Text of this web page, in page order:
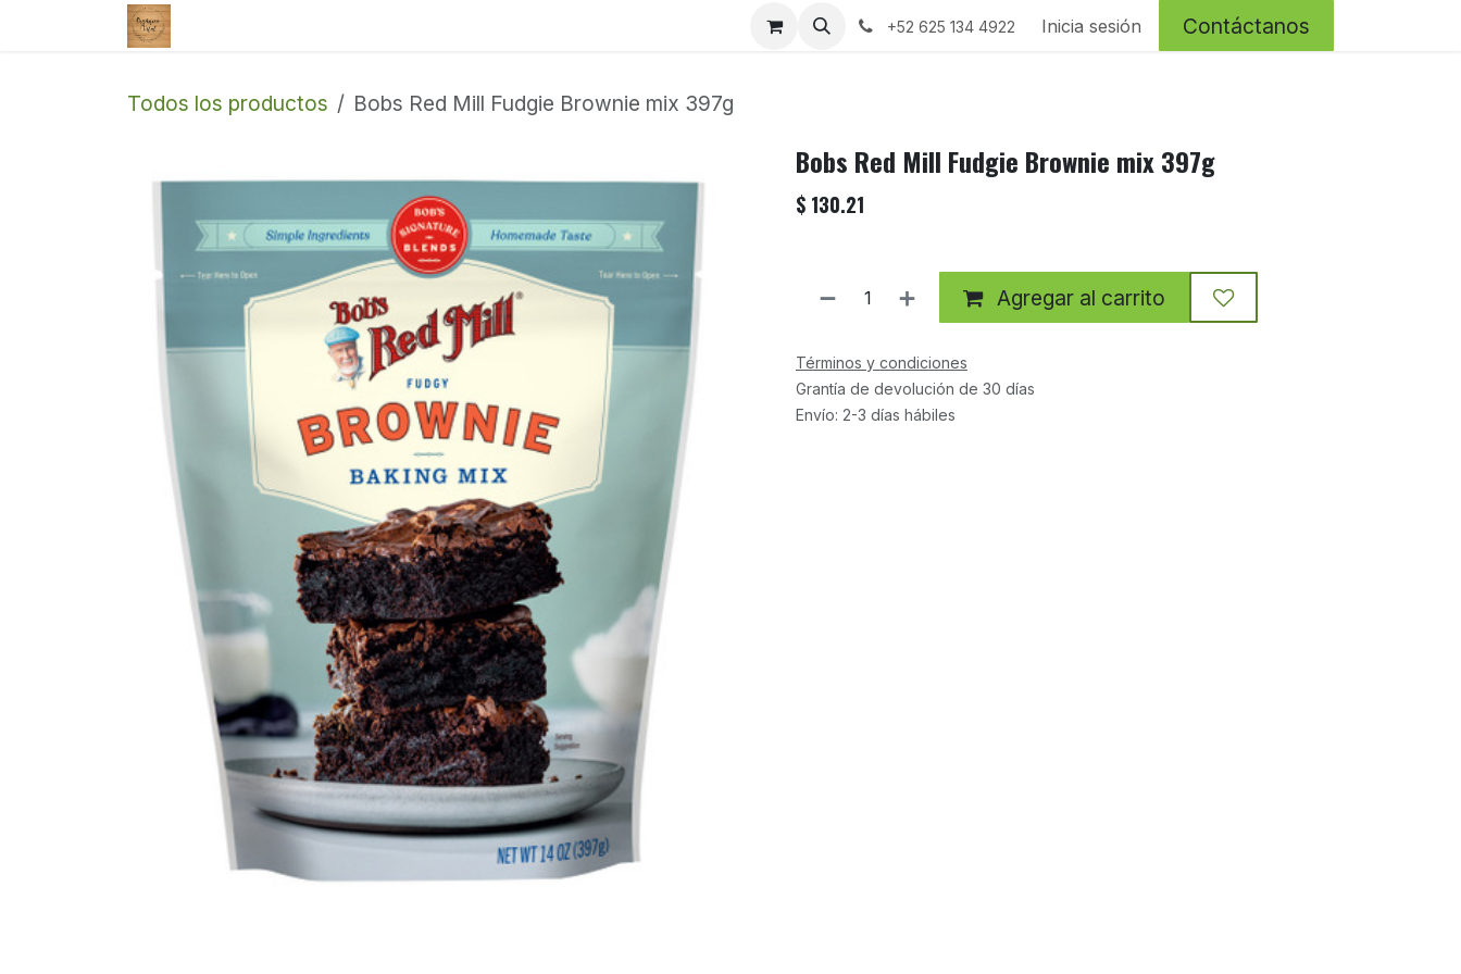
Ir al contenido +52 625 134 4922 Inicia sesión Contáctanos
Todos los productos Bobs Red Mill Fudgie Brownie mix 397g
Bobs Red Mill Fudgie Brownie mix 397g
$ 130.21
Agregar al carrito
Términos y condiciones
Grantía de devolución de 30 días
Envío: 2-3 días hábiles